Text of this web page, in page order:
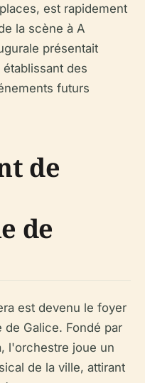
est rapidement
la scène à A
présentait
des
futurs
de
de
est devenu le foyer
Galice. Fondé par
l'orchestre joue un
de la ville, attirant